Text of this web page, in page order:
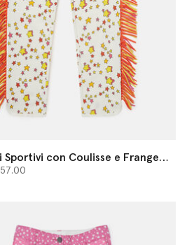
Sportivi con Coulisse e Frange e
da